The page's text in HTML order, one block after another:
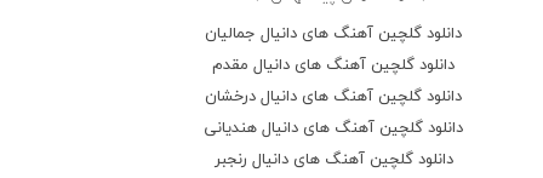
ای سایه خود را ده نشان
دانلود گلچین آهنگ های دانیال جمالیان
دانلود گلچین آهنگ های دانیال مقدم
دانلود گلچین آهنگ های دانیال درخشان
دانلود گلچین آهنگ های دانیال هندیانی
دانلود گلچین آهنگ های دانیال رنجبر